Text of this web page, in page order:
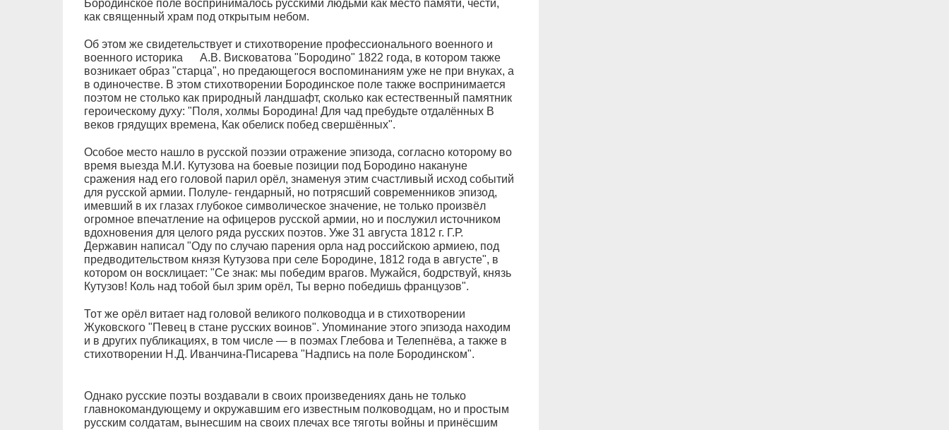
Бородинское поле воспринималось русскими людьми как место памяти, чести,
как священный храм под открытым небом.
Об этом же свидетельствует и стихотворение профессионального военного и
военного историка А.В. Висковатова "Бородино" 1822 года, в котором также
возникает образ "старца", но предающегося воспоминаниям уже не при внуках, а
в одиночестве. В этом стихотворении Бородинское поле также воспринимается
поэтом не столько как природный ландшафт, сколько как естественный памятник
героическому духу: "Поля, холмы Бородина! Для чад пребудьте отдалённых В
веков грядущих времена, Как обелиск побед свершённых".
Особое место нашло в русской поэзии отражение эпизода, согласно которому во
время выезда М.И. Кутузова на боевые позиции под Бородино накануне
сражения над его головой парил орёл, знаменуя этим счастливый исход событий
для русской армии. Полуле- гендарный, но потрясший современников эпизод,
имевший в их глазах глубокое символическое значение, не только произвёл
огромное впечатление на офицеров русской армии, но и послужил источником
вдохновения для целого ряда русских поэтов. Уже 31 августа 1812 г. Г.Р.
Державин написал "Оду по случаю парения орла над российскою армиею, под
предводительством князя Кутузова при селе Бородине, 1812 года в августе", в
котором он восклицает: "Се знак: мы победим врагов. Мужайся, бодрствуй, князь
Кутузов! Коль над тобой был зрим орёл, Ты верно победишь французов".
Тот же орёл витает над головой великого полководца и в стихотворении
Жуковского "Певец в стане русских воинов". Упоминание этого эпизода находим
и в других публикациях, в том числе — в поэмах Глебова и Телепнёва, а также в
стихотворении Н.Д. Иванчина-Писарева "Надпись на поле Бородинском".
Однако русские поэты воздавали в своих произведениях дань не только
главнокомандующему и окружавшим его известным полководцам, но и простым
русским солдатам, вынесшим на своих плечах все тяготы войны и принёсшим